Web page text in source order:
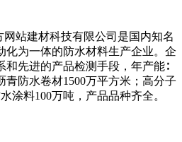
网站建材科技有限公司是国内知名
化为一体的防水材料生产企业。企
和先进的产品检测手段，年产能∶
防水卷材1500万平方米；高分子
涂料100万吨，产品品种齐全。